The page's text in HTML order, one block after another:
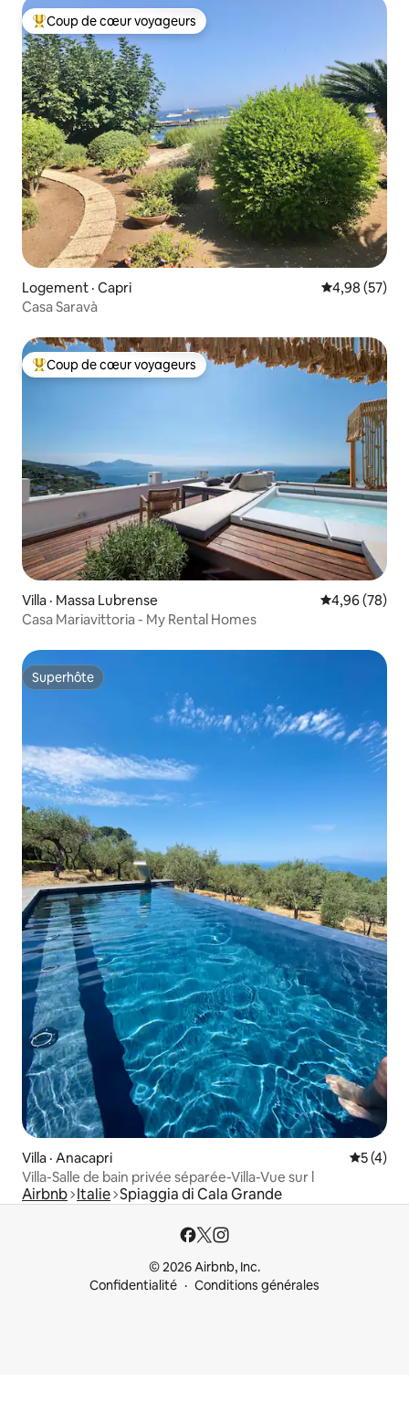
Coup de cœur voyageurs parmi les plus aimés
Coup de cœur voyageurs
Logement · Capri Note
4,98 (57)
Casa Saravà
Coup de cœur voyageurs parmi les plus aimés
Coup de cœur voyageurs
Villa · Massa Lubrense Note
4,96 (78)
Casa Mariavittoria - My Rental Homes
Superhôte
Superhôte
Villa · Anacapri Note
5 (4)
Villa-Salle de bain privée séparée-Villa-Vue sur l
Airbnb Italie Spiaggia di Cala Grande
© 2026 Airbnb, Inc.
Confidentialité
Conditions générales